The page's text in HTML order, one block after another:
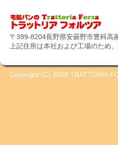
〒399-8204長野県安曇野市豊科
上記住所は本社および工場のため
Copyright (C) 2008 TRATTORIA